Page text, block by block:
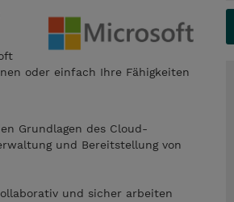
oder einfach Ihre Fähigkeiten
Grundlagen des Cloud-
und Bereitstellung von
und sicher arbeiten